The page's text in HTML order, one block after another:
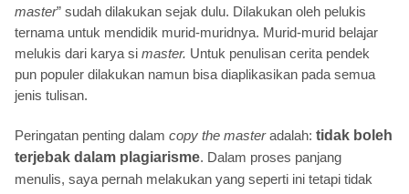
master” sudah dilakukan sejak dulu. Dilakukan oleh pelukis
ternama untuk mendidik murid-muridnya. Murid-murid belajar
melukis dari karya si master. Untuk penulisan cerita pendek
pun populer dilakukan namun bisa diaplikasikan pada semua
jenis tulisan.
Peringatan penting dalam copy the masteradalah: tidak boleh
terjebak dalam plagiarisme. Dalam proses panjang
menulis, saya pernah melakukan yang seperti ini tetapi tidak